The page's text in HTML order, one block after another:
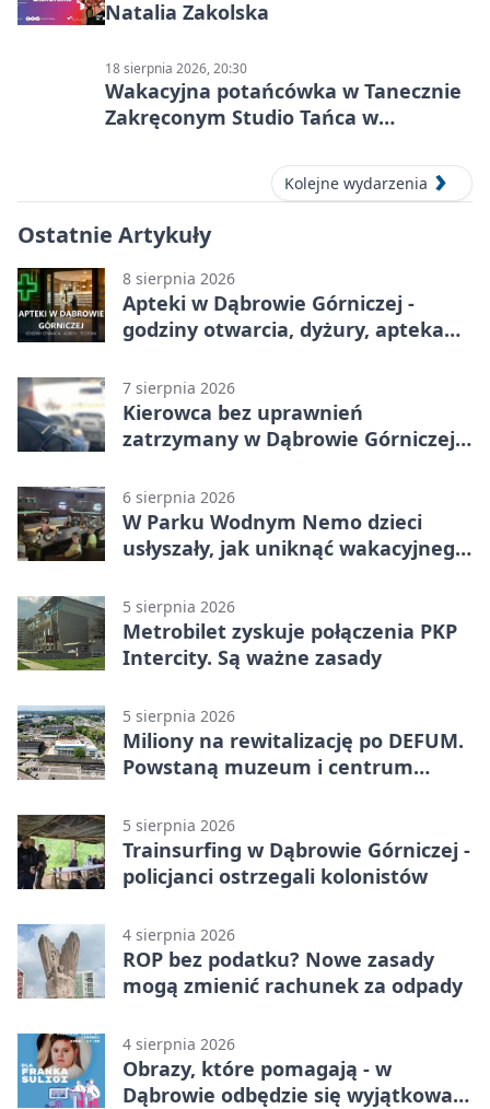
Natalia Zakolska
18 sierpnia 2026, 20:30
Wakacyjna potańcówka w Tanecznie
Zakręconym Studio Tańca w
Kolejne wydarzenia
Ostatnie Artykuły
8 sierpnia 2026
Apteki w Dąbrowie Górniczej -
godziny otwarcia, dyżury, apteka
7 sierpnia 2026
Kierowca bez uprawnień
zatrzymany w Dąbrowie Górniczej.
6 sierpnia 2026
W Parku Wodnym Nemo dzieci
usłyszały, jak uniknąć wakacyjnego
5 sierpnia 2026
Metrobilet zyskuje połączenia PKP
Intercity. Są ważne zasady
5 sierpnia 2026
Miliony na rewitalizację po DEFUM.
Powstaną muzeum i centrum
5 sierpnia 2026
Trainsurfing w Dąbrowie Górniczej -
policjanci ostrzegali kolonistów
4 sierpnia 2026
ROP bez podatku? Nowe zasady
mogą zmienić rachunek za odpady
4 sierpnia 2026
Obrazy, które pomagają - w
Dąbrowie odbędzie się wyjątkowa